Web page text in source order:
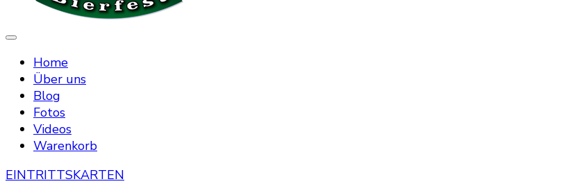
Niederrheinisches Bierfest
Home
Über uns
Blog
Fotos
Videos
Warenkorb
EINTRITTSKARTEN